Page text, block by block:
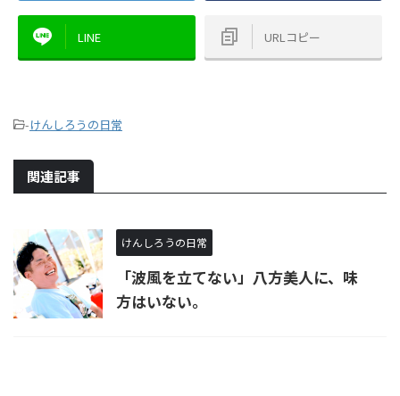
LINE URLコピー
-けんしろうの日常
関連記事
けんしろうの日常
「波風を立てない」八方美人に、味
方はいない。 ​